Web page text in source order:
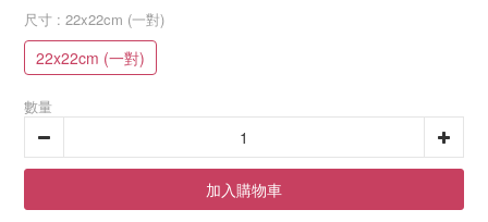
尺寸 : 22x22cm (一對)
22x22cm (一對)
數量
加入購物車